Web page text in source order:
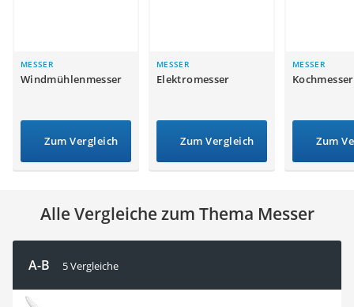
Messerschärfer
Service
MESSER
Windmühlenmesser
Zum Vergleich
MESSER
Elektromesser
Zum Vergleich
MESSER
Kochmesser
Zum
Alle Vergleiche zum Thema Messer
A-B 5 Vergleiche